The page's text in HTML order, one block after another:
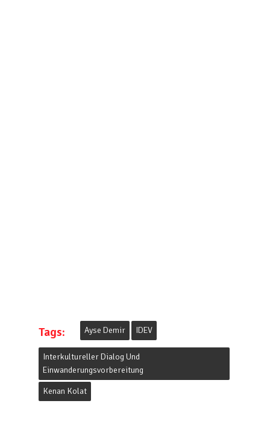
Tags: Ayse Demir IDEV
Interkultureller Dialog Und
Einwanderungsvorbereitung
Kenan Kolat